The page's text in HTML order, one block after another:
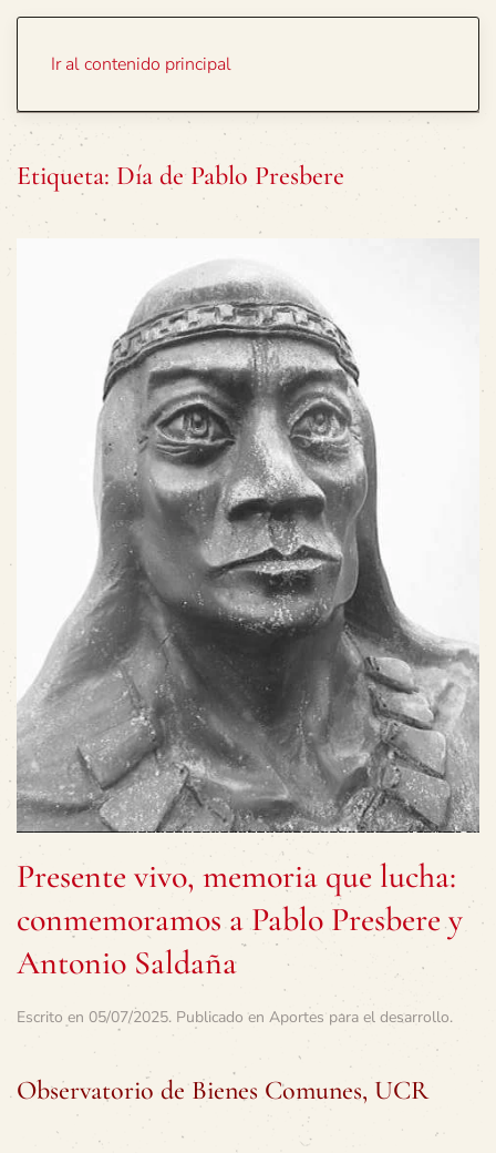
Ir al contenido principal
Etiqueta: Día de Pablo Presbere
Presente vivo, memoria que lucha:
conmemoramos a Pablo Presbere y
Antonio Saldaña
Escrito en 05/07/2025. Publicado en Aportes para el desarrollo.
Observatorio de Bienes Comunes, UCR